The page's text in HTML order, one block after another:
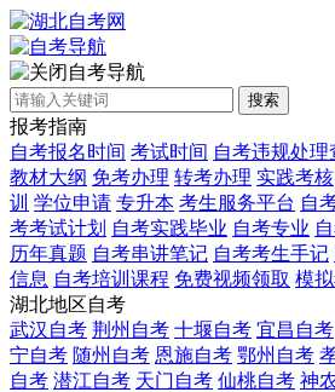
自考导航
搜索
报考指南
自考报名时间 考试时间 自考违规处理
教材大纲 免考办理 转考办理 实践考核
训 学位申请 专升本 考生服务平台 自
考考试计划 自考实践毕业 自考专业
历年真题 自考串讲笔记 自考考生手记
信息 自考培训课程 免费视频领取 模
湖北地区自考
武汉自考 荆州自考 十堰自考 宜昌自考
宁自考 随州自考 恩施自考 鄂州自考
自考 潜江自考 天门自考 仙桃自考 神